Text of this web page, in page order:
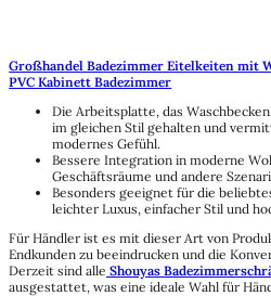
Großhandel Badezimmer Eitelkeiten mit
PVC Kabinett Badezimmer
Die Arbeitsplatte, das
im gleichen Stil gehalten und
modernes Gefühl.
Bessere Integration in moderne
Geschäftsräume und andere
Besonders geeignet für die
leichter Luxus, einfacher Stil und
Für Händler ist es mit dieser Art von
Endkunden zu beeindrucken und die
Derzeit sind alle Shouyas
ausgestattet, was eine ideale Wahl für